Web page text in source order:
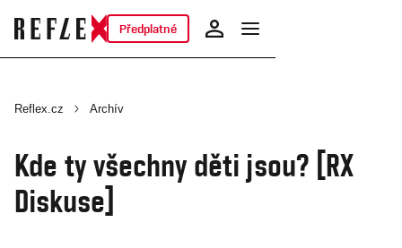
Předplatné
Reflex.cz Archív
Kde ty všechny děti jsou? [RX
Diskuse]